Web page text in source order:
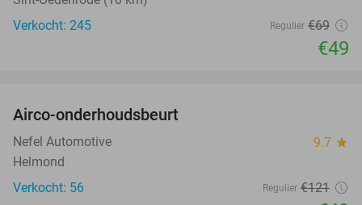
Verkocht: 245
Regulier €69
€49
Airco-onderhoudsbeurt
Nefel Automotive 9.7 star
Helmond
Verkocht: 56
Regulier €121